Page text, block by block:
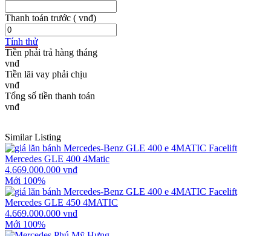
Thanh toán trước ( vnđ)
Tính thử
Tiền phải trả hàng tháng
Tiền lãi vay phải chịu
Tổng số tiền thanh toán
Similar Listing
Mercedes GLE 400 4Matic
4.669.000.000 vnđ
Mới 100%
Mercedes GLE 450 4MATIC
4.669.000.000 vnđ
Mới 100%